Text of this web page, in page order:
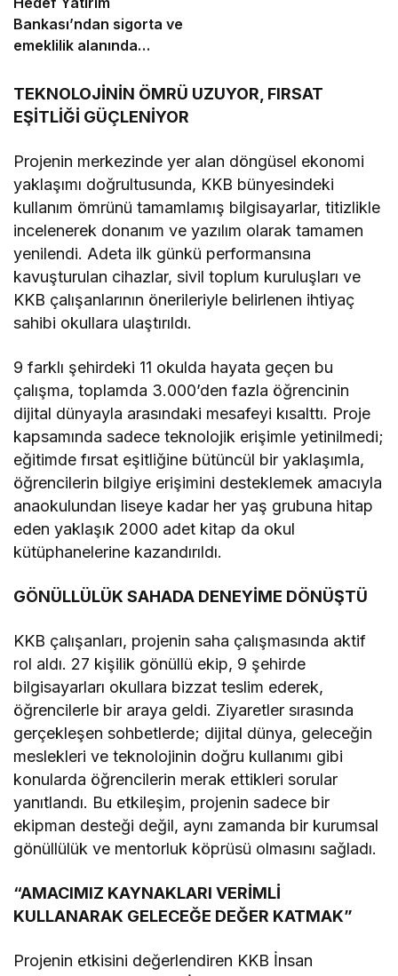
Bankası’ndan sigorta ve
emeklilik alanında
TEKNOLOJİNİN ÖMRÜ UZUYOR, FIRSAT
EŞİTLİĞİ GÜÇLENİYOR
Projenin merkezinde yer alan döngüsel ekonomi
yaklaşımı doğrultusunda, KKB bünyesindeki
kullanım ömrünü tamamlamış bilgisayarlar, titizlikle
incelenerek donanım ve yazılım olarak tamamen
yenilendi. Adeta ilk günkü performansına
kavuşturulan cihazlar, sivil toplum kuruluşları ve
KKB çalışanlarının önerileriyle belirlenen ihtiyaç
sahibi okullara ulaştırıldı.
9 farklı şehirdeki 11 okulda hayata geçen bu
çalışma, toplamda 3.000’den fazla öğrencinin
dijital dünyayla arasındaki mesafeyi kısalttı. Proje
kapsamında sadece teknolojik erişimle yetinilmedi;
eğitimde fırsat eşitliğine bütüncül bir yaklaşımla,
öğrencilerin bilgiye erişimini desteklemek amacıyla
anaokulundan liseye kadar her yaş grubuna hitap
eden yaklaşık 2000 adet kitap da okul
kütüphanelerine kazandırıldı.
GÖNÜLLÜLÜK SAHADA DENEYİME DÖNÜŞTÜ
KKB çalışanları, projenin saha çalışmasında aktif
rol aldı. 27 kişilik gönüllü ekip, 9 şehirde
bilgisayarları okullara bizzat teslim ederek,
öğrencilerle bir araya geldi. Ziyaretler sırasında
gerçekleşen sohbetlerde; dijital dünya, geleceğin
meslekleri ve teknolojinin doğru kullanımı gibi
konularda öğrencilerin merak ettikleri sorular
yanıtlandı. Bu etkileşim, projenin sadece bir
ekipman desteği değil, aynı zamanda bir kurumsal
gönüllülük ve mentorluk köprüsü olmasını sağladı.
“AMACIMIZ KAYNAKLARI VERİMLİ
KULLANARAK GELECEĞE DEĞER KATMAK”
Projenin etkisini değerlendiren KKB İnsan